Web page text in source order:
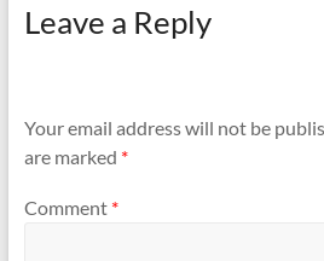
Leave a Reply
Your email address will not be
are marked *
Comment *